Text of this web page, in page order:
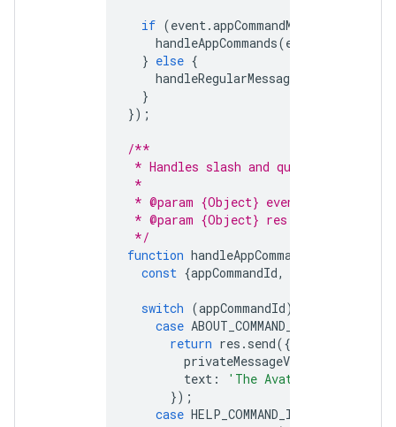
if (event.appCommandMetadata
handleAppCommands(event
} else {
handleRegularMessage
}
});
/**
* Handles slash and quick commands.
*
* @param {Object} event - The
* @param {Object} res - The HTTP
*/
function handleAppCommands
const {appCommandId,
switch (appCommandId)
case ABOUT_COMMAND_ID
return res . send({
privateMessageViewer
text :
'The Avatar app replies
});
case HELP_COMMAND_ID